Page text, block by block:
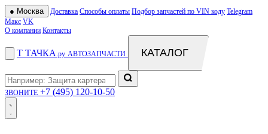
● Москва Доставка Способы оплаты Подбор запчастей по VIN коду Telegram
Макс VK
О компании Контакты
Т ТАЧКА .ру АВТОЗАПЧАСТИ КАТАЛОГ
ЗВОНИТЕ +7 (495) 120-10-50